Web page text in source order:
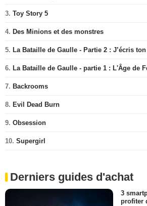
3. Toy Story 5
4. Des Minions et des monstres
5. La Bataille de Gaulle - Partie 2 : J’écris
6. La Bataille de Gaulle - partie 1 : L'Âge de
7. Backrooms
8. Evil Dead Burn
9. Obsession
10. Supergirl
Derniers guides d'achat
3
profiter